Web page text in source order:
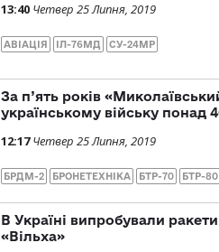
13:40 Четвер 25 Липня, 2019
АВІАЦІЯ ІЛ-76МД СУ-24МР
За п’ять років
українському війську
12:17 Четвер 25 Липня, 2019
БРДМ-2 БРОНЕТЕХНІКА БТР-70 БТР-80
В Україні випробували
«Вільха»